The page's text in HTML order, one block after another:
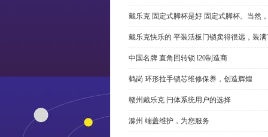
戴乐克 固定式脚杯是好 固定式脚杯。当然
戴乐克快乐的 平装活板门锁卖得很远，装
中国名牌 直角回转锁 l20制造商
鹤岗 环形拉手锁芯维修保养，创造辉煌
赣州戴乐克 闩体系统用户的选择
滁州 端盖维护，为您服务